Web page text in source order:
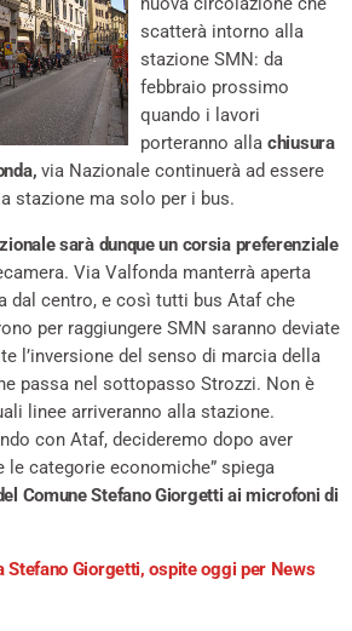
scatterà intorno alla
stazione SMN: da
febbraio prossimo
quando i lavori
porteranno alla chiusura
via Nazionale continuerà ad essere
stazione ma solo per i bus.
sarà dunque un corsia preferenziale
Via Valfonda manterrà aperta
dal centro, e così tutti bus Ataf che
per raggiungere SMN saranno deviate
l’inversione del senso di marcia della
passa nel sottopasso Strozzi. Non è
linee arriveranno alla stazione.
con Ataf, decideremo dopo aver
le categorie economiche” spiega
Comune Stefano Giorgetti ai microfoni di
Stefano Giorgetti, ospite oggi per News